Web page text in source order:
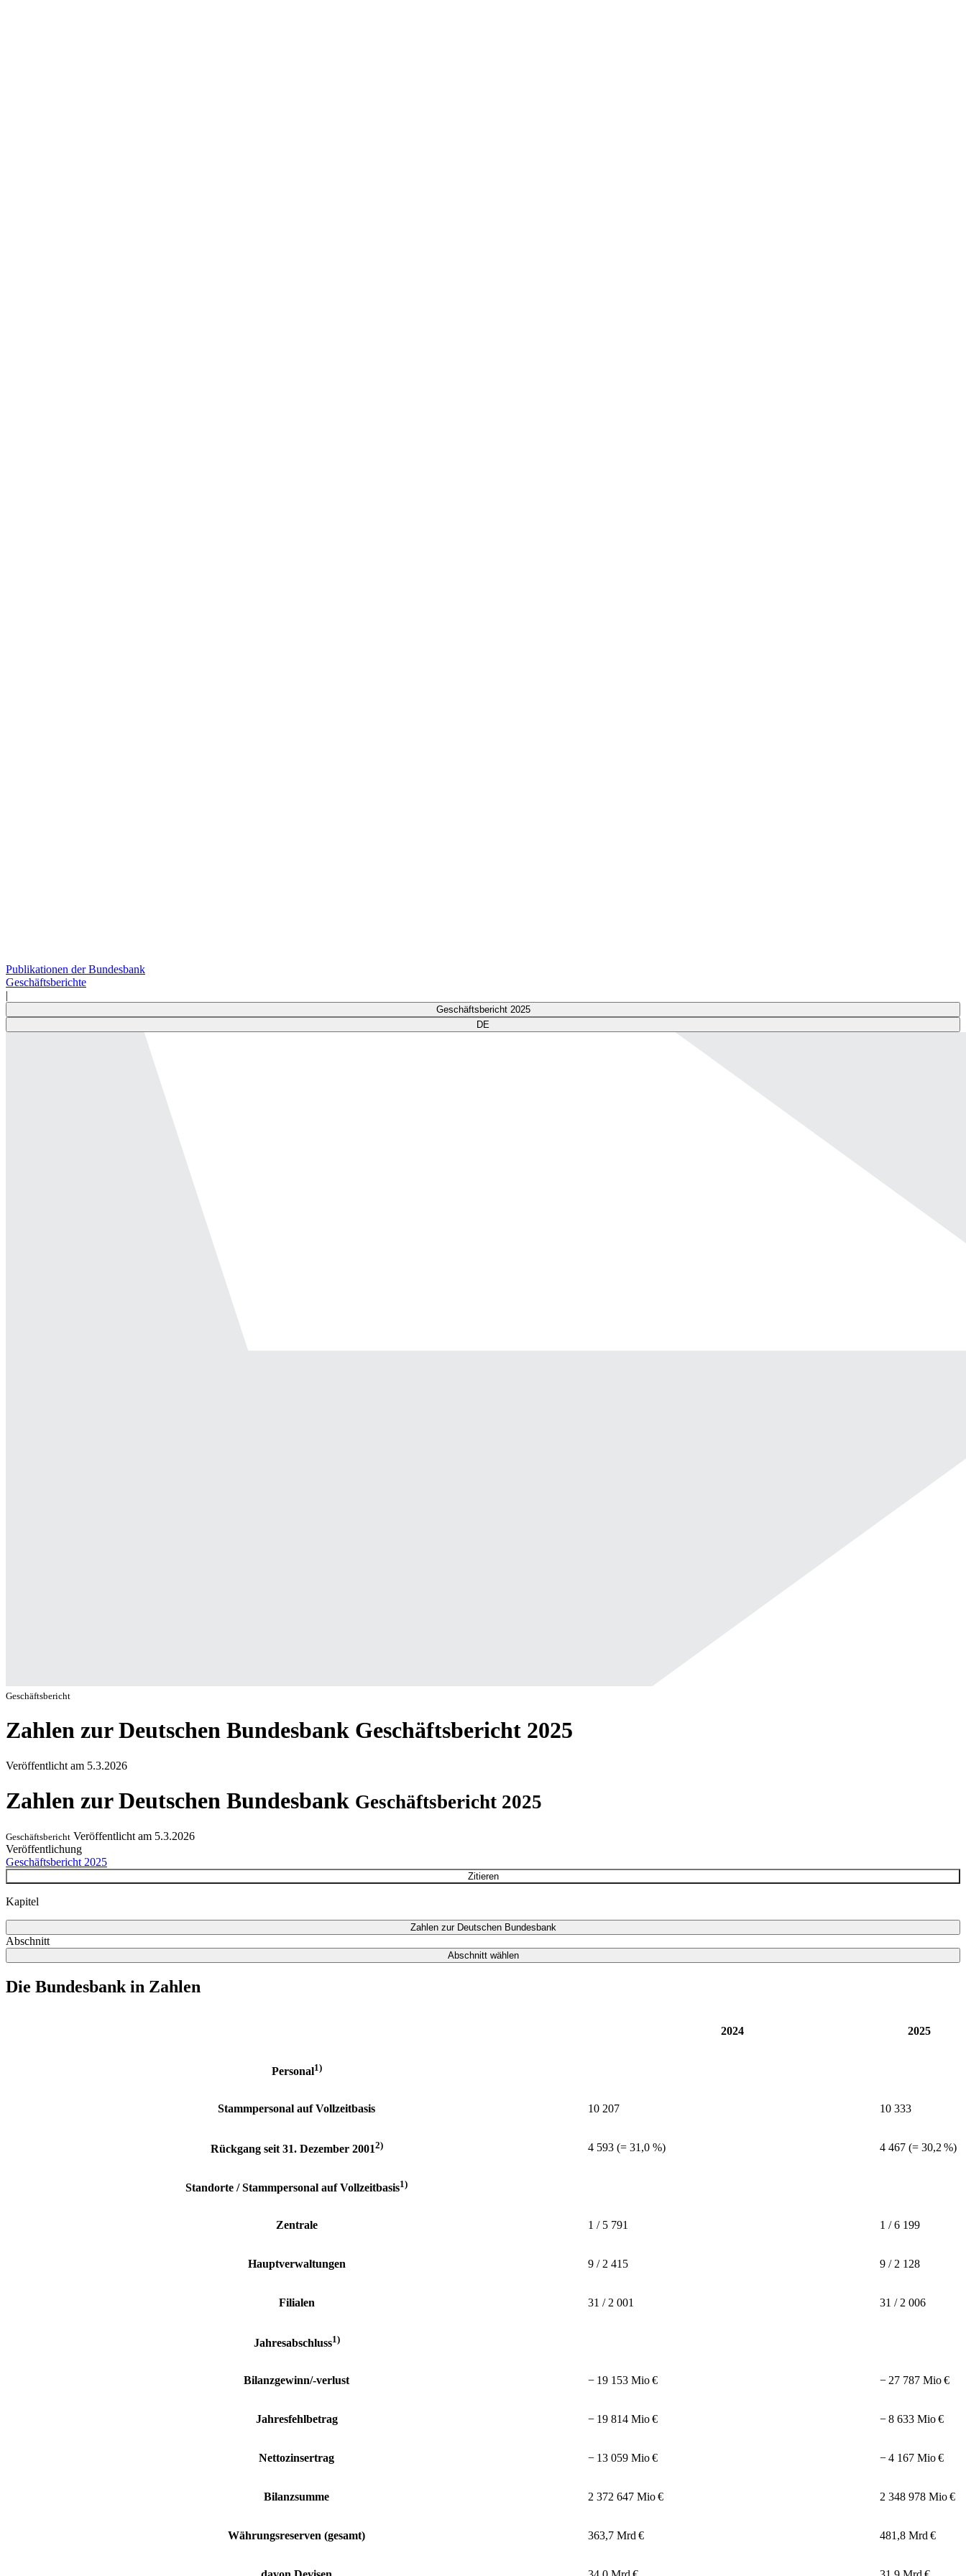
Publikationen der Bundesbank
Geschäftsberichte
|
Geschäftsbericht 2025
DE
Geschäftsbericht
Zahlen zur Deutschen Bundesbank Geschäftsbericht 2025
Veröffentlicht am 5.3.2026
Zahlen zur Deutschen Bundesbank Geschäftsbericht 2025
Geschäftsbericht Veröffentlicht am 5.3.2026
Veröffentlichung
Geschäftsbericht 2025
Zitieren
Kapitel
Zahlen zur Deutschen Bundesbank
Abschnitt
Abschnitt wählen
Die Bundesbank in Zahlen
2024 2025
Personal1)
Stammpersonal auf Vollzeitbasis 10 207 10 333
Rückgang seit 31. Dezember 20012) 4 593 (= 31,0 %) 4 467 (= 30,2 %)
Standorte / Stammpersonal auf Vollzeitbasis1)
Zentrale 1 / 5 791 1 / 6 199
Hauptverwaltungen 9 / 2 415 9 / 2 128
Filialen 31 / 2 001 31 / 2 006
Jahresabschluss1)
Bilanzgewinn/-verlust −⁠ 19 153 Mio € −⁠ 27 787 Mio €
Jahresfehlbetrag −⁠ 19 814 Mio € −⁠ 8 633 Mio €
Nettozinsertrag −⁠ 13 059 Mio € −⁠ 4 167 Mio €
Bilanzsumme 2 372 647 Mio € 2 348 978 Mio €
Währungsreserven (gesamt) 363,7 Mrd € 481,8 Mrd €